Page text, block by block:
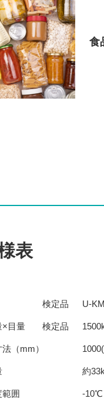
食
表
検定品 U-
×目量 検定品
（mm）
約
囲 -10℃